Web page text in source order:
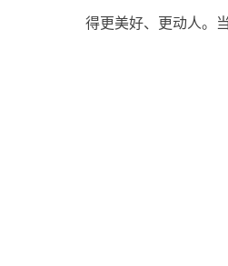
得更美好、更动人。